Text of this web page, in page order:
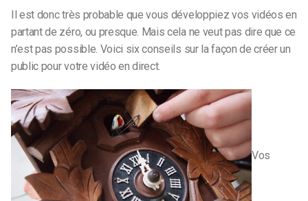
Il est donc très probable que vous développiez vos vidéos en
partant de zéro, ou presque. Mais cela ne veut pas dire que ce
n’est pas possible. Voici six conseils sur la façon de créer un
public pour votre vidéo en direct.
Vos